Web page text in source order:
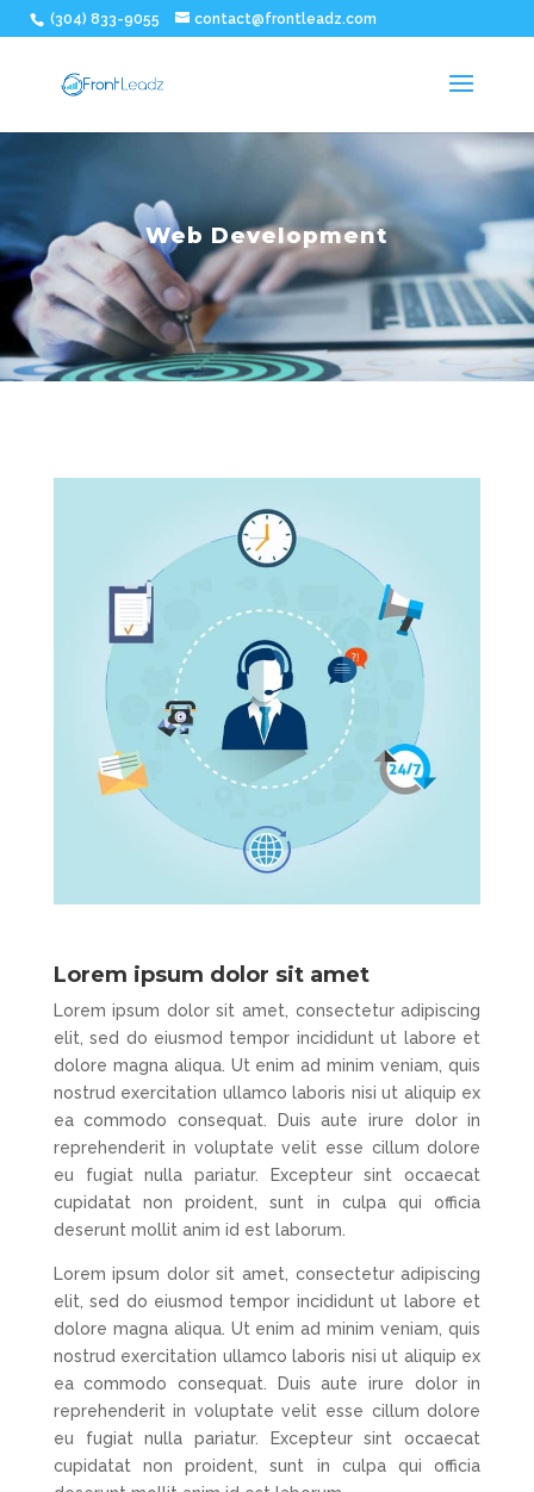
(304) 833-9055 contact@frontleadz.com
Web Development
Lorem ipsum dolor sit amet
Lorem ipsum dolor sit amet, consectetur adipiscing
elit, sed do eiusmod tempor incididunt ut labore et
dolore magna aliqua. Ut enim ad minim veniam, quis
nostrud exercitation ullamco laboris nisi ut aliquip ex
ea commodo consequat. Duis aute irure dolor in
reprehenderit in voluptate velit esse cillum dolore
eu fugiat nulla pariatur. Excepteur sint occaecat
cupidatat non proident, sunt in culpa qui officia
deserunt mollit anim id est laborum.
Lorem ipsum dolor sit amet, consectetur adipiscing
elit, sed do eiusmod tempor incididunt ut labore et
dolore magna aliqua. Ut enim ad minim veniam, quis
nostrud exercitation ullamco laboris nisi ut aliquip ex
ea commodo consequat. Duis aute irure dolor in
reprehenderit in voluptate velit esse cillum dolore
eu fugiat nulla pariatur. Excepteur sint occaecat
cupidatat non proident, sunt in culpa qui officia